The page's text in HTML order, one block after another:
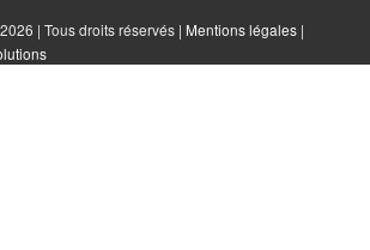
le
site
| Tous droits réservés | Mentions légales |
Réinitialiser